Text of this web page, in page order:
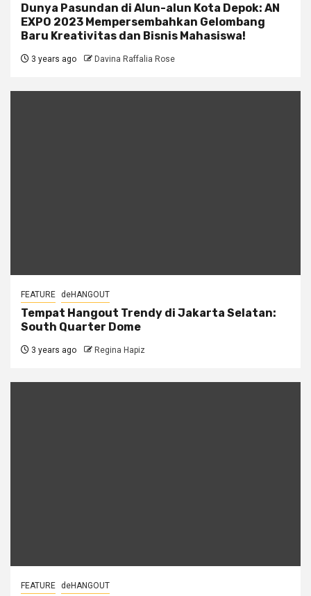
Dunya Pasundan di Alun-alun Kota Depok: AN
EXPO 2023 Mempersembahkan Gelombang
Baru Kreativitas dan Bisnis Mahasiswa!
3 years ago Davina Raffalia Rose
FEATURE deHANGOUT
Tempat Hangout Trendy di Jakarta Selatan:
South Quarter Dome
3 years ago Regina Hapiz
FEATURE deHANGOUT